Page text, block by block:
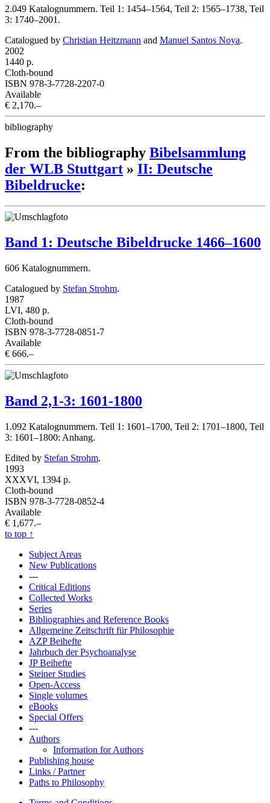
2.049 Katalognummern. Teil 1: 1454–1564, Teil 2: 1565–1738, Teil
3: 1740–2001.
Catalogued by Christian Heitzmann and Manuel Santos Noya.
2002
1440 p.
Cloth-bound
ISBN 978-3-7728-2207-0
Available
€ 2,170.–
bibliography
From the bibliography Bibelsammlung
der WLB Stuttgart » II: Deutsche
Bibeldrucke:
Band 1: Deutsche Bibeldrucke 1466–1600
606 Katalognummern.
Catalogued by Stefan Strohm.
1987
LVI, 480 p.
Cloth-bound
ISBN 978-3-7728-0851-7
Available
€ 666.–
Band 2,1-3: 1601-1800
1.092 Katalognummern. Teil 1: 1601–1700, Teil 2: 1701–1800, Teil
3: 1601–1800: Anhang.
Edited by Stefan Strohm.
1993
XXXVI, 1394 p.
Cloth-bound
ISBN 978-3-7728-0852-4
Available
€ 1,677.–
to top ↑
Subject Areas
New Publications
---
Critical Editions
Collected Works
Series
Bibliographies and Reference Books
Allgemeine Zeitschrift für Philosophie
AZP Beihefte
Jahrbuch der Psychoanalyse
JP Beihefte
Steiner Studies
Open-Access
Single volumes
eBooks
Special Offers
---
Authors
Information for Authors
Publishing house
Links / Partner
Paths to Philosophy